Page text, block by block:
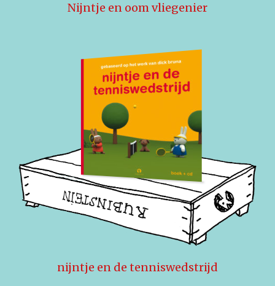
Nijntje en oom vliegenier
nijntje en de tenniswedstrijd